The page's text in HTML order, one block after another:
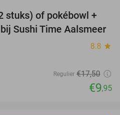
43%
stuks) of pokébowl +
Sushi Time Aalsmeer
8.8 star
Regulier €17,50
€9,95